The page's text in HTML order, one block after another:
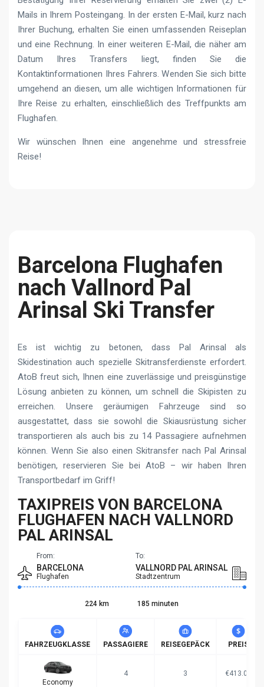
Mails in Ihrem Posteingang. In der ersten E-Mail, kurz nach
Ihrer Buchung, erhalten Sie einen umfassenden Reiseplan
und eine Rechnung. In einer weiteren E-Mail, die näher am
Datum Ihres Transfers liegt, finden Sie die
Kontaktinformationen Ihres Fahrers. Wenden Sie sich bitte
umgehend an diesen, um alle wichtigen Informationen für
Ihre Reise zu erhalten, einschließlich des Treffpunkts am
Flughafen.
Wir wünschen Ihnen eine angenehme und stressfreie
Reise!
Barcelona Flughafen
nach Vallnord Pal
Arinsal Ski Transfer
Es ist wichtig zu betonen, dass Pal Arinsal als
Skidestination auch spezielle Skitransferdienste erfordert.
AtoB freut sich, Ihnen eine zuverlässige und preisgünstige
Lösung anbieten zu können, um schnell die Skipisten zu
erreichen. Unsere geräumigen Fahrzeuge sind so
ausgestattet, dass sie sowohl die Skiausrüstung sicher
transportieren als auch bis zu 14 Passagiere aufnehmen
können. Wenn Sie also einen Skitransfer nach Pal Arinsal
benötigen, reservieren Sie bei AtoB – wir haben Ihren
Transportbedarf im Griff!
TAXIPREIS VON BARCELONA
FLUGHAFEN NACH VALLNORD
PAL ARINSAL
From:
BARCELONA
Flughafen
To:
VALLNORD PAL ARINSAL
Stadtzentrum
224 km 185 minuten
FAHRZEUGKLASSE PASSAGIERE REISEGEPÄCK PREIS
Economy
4 3 €413.00